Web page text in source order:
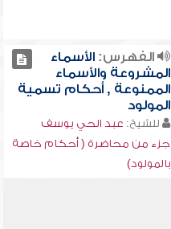
الفهرس:الأسماء
المشروعة والأسماء
الممنوعة , أحكام تسمية
المولود
للشيخ: عبد الحي يوسف
جزء من محاضرة ( أحكام خاصة
بالمولود)